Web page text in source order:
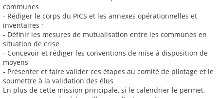
communes
‐ Rédiger le corps du PICS et les annexes opérationnelles et
inventaires ;
‐ Définir les mesures de mutualisation entre les communes en
situation de crise
‐ Concevoir et rédiger les conventions de mise à disposition de
moyens
‐ Présenter et faire valider ces étapes au comité de pilotage et le
soumettre à la validation des élus
En plus de cette mission principale, si le calendrier le permet,